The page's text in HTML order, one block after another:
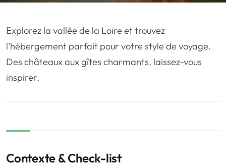
🌍Road Trip et Pays 🌆Les villes
Marathon / Trail 💍 Mariage
🚢 Croisière 🎢Parc d'attraction
Explorez la vallée de la Loire et trouvez
l'hébergement parfait pour votre style de voyage.
Des châteaux aux gîtes charmants, laissez-vous
inspirer.
Contexte & Check-list